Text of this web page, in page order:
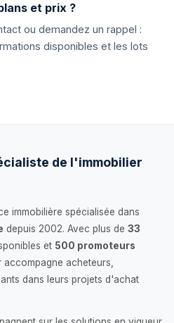
et prix ?
ou demandez un rappel :
disponibles et les lots
de l'immobilier
immobilière spécialisée dans
depuis 2002. Avec plus de 33
et 500 promoteurs
accompagne acheteurs,
dans leurs projets d'achat